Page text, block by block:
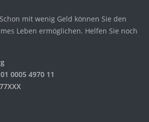
mit wenig Geld können Sie den
Leben ermöglichen. Helfen Sie noch
0005 4970 11